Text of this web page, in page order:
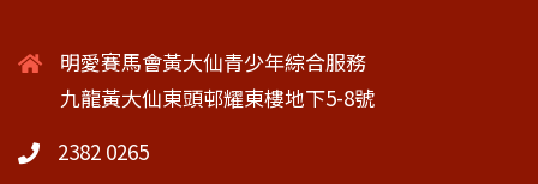
明愛賽馬會黃大仙青少年綜合服務
九龍黃大仙東頭邨耀東樓地下5-8號
2382 0265